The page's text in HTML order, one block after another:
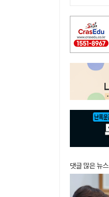
댓글 많은 뉴스